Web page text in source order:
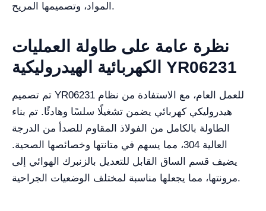
المواد، وتصميمها المريح.
نظرة عامة على طاولة العمليات
الكهربائية الهيدروليكية YR06231
تم تصميم YR06231 للعمل العام، مع الاستفادة من نظام
هيدروليكي كهربائي يضمن تشغيلًا سلسًا وهادئًا. تم بناء
الطاولة بالكامل من الفولاذ المقاوم للصدأ من الدرجة
العالية 304، مما يسهم في متانتها وخصائصها الصحية.
يضيف قسم الساق القابل للتعديل بالزنبرك الهوائي إلى
مرونتها، مما يجعلها مناسبة لمختلف الوضعيات الجراحية.